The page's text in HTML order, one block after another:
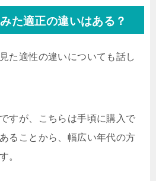
た適正の違いはある？
た適性の違いについても話し
すが、こちらは手頃に購入で
ることから、幅広い年代の方
。